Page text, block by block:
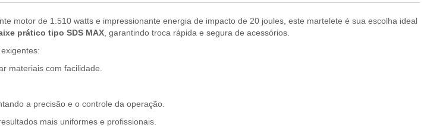
motor de 1.510 watts e impressionante energia de impacto de 20 joules, este martelete é sua escolha ideal
prático tipo SDS MAX, garantindo troca rápida e segura de acessórios.
materiais com facilidade.
a precisão e o controle da operação.
mais uniformes e profissionais.